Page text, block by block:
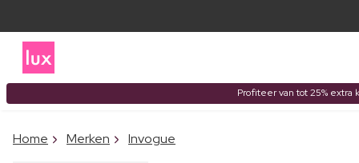
Profiteer van tot 25% extra
Home Merken Invogue